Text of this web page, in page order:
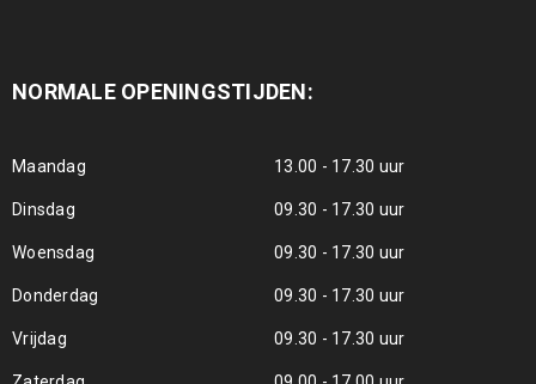
NORMALE OPENINGSTIJDEN:
Maandag 13.00 - 17.30 uur
Dinsdag 09.30 - 17.30 uur
Woensdag 09.30 - 17.30 uur
Donderdag 09.30 - 17.30 uur
Vrijdag 09.30 - 17.30 uur